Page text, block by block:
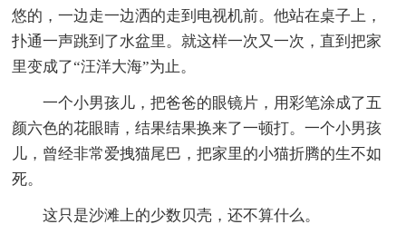
悠的，一边走一边洒的走到电视机前。他站在桌子上，
扑通一声跳到了水盆里。就这样一次又一次，直到把家
里变成了“汪洋大海”为止。
一个小男孩儿，把爸爸的眼镜片，用彩笔涂成了五
颜六色的花眼睛，结果结果换来了一顿打。一个小男孩
儿，曾经非常爱拽猫尾巴，把家里的小猫折腾的生不如
死。
这只是沙滩上的少数贝壳，还不算什么。